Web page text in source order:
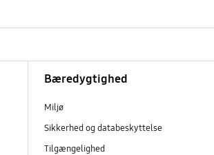
Bæredygtighed
Miljø
Sikkerhed og databeskyttelse
Tilgængelighed